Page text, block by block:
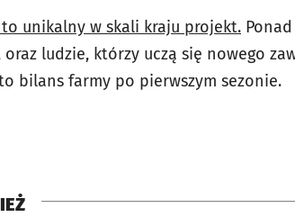
to unikalny w skali kraju projekt.
ludzie, którzy uczą się nowego
bilans farmy po pierwszym sezonie.